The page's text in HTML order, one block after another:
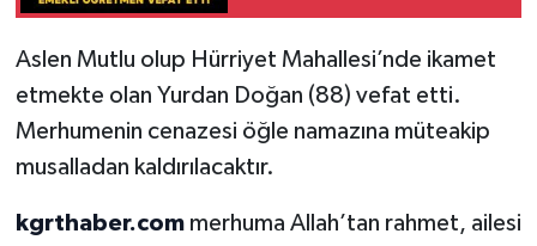
Aslen Mutlu olup Hürriyet Mahallesi’nde ikamet
etmekte olan Yurdan Doğan (88) vefat etti.
Merhumenin cenazesi öğle namazına müteakip
musalladan kaldırılacaktır.
kgrthaber.commerhuma Allah’tan rahmet, ailesi